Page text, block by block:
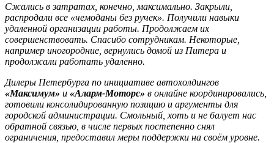
Сжались в затратах, конечно, максимально. Закрыли,
распродали все «чемоданы без ручек». Получили навыки
удаленной организации работы. Продолжаем их
совершенствовать. Спасибо сотрудникам. Некоторые,
например иногородние, вернулись домой из Питера и
продолжали работать удаленно.
Дилеры Петербурга по инициативе автохолдингов
«Максимум» и «Аларм-Моторс» в онлайне координировались,
готовили консолидированную позицию и аргументы для
городской администрации. Смольный, хоть и не балует нас
обратной связью, в числе первых постепенно снял
ограничения, предоставил меры поддержки на своём уровне.